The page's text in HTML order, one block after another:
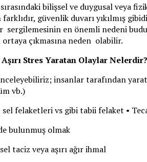
bilişsel ve duygusal
güvenlik duvarı yıkılmış
en önemli nedeni
çıkmasına neden olabilir.
Stres Yaratan Olaylar Nelerdir?
insanlar tarafından
vb.)
felaketleri vs gibi tabii felaket •
bulunmuş olmak
taciz veya aşırı ağır ihmal